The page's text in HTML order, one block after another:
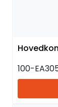
100-